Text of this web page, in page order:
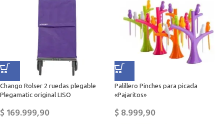
Chango Rolser 2 ruedas plegable
Plegamatic original LISO
$169.999,90
Palillero Pinches para picada
«Pajaritos»
$8.999,90